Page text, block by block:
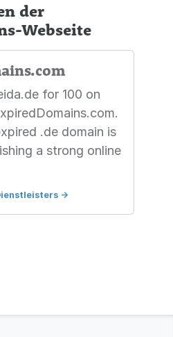
der
Webseite
for 100 on
.de domain is
a strong online
->